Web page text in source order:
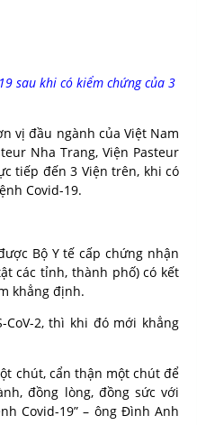
sau khi có kiểm chứng của 3
vị đầu ngành của Việt Nam
Nha Trang, Viện Pasteur
tiếp đến 3 Viện trên, khi có
Covid-19.
Bộ Y tế cấp chứng nhận
các tỉnh, thành phố) có kết
khẳng định.
2, thì khi đó mới khẳng
chút, cẩn thận một chút để
đồng lòng, đồng sức với
Covid-19” – ông Đình Anh